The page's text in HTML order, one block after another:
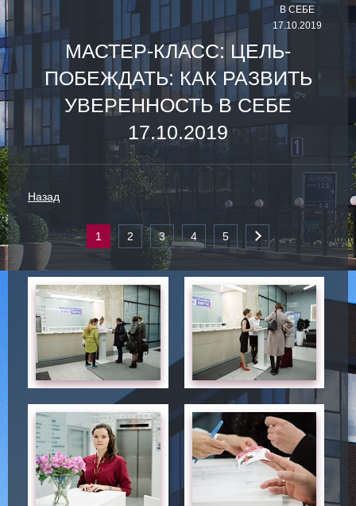
В СЕБЕ
17.10.2019
МАСТЕР-КЛАСС: ЦЕЛЬ-
ПОБЕЖДАТЬ: КАК РАЗВИТЬ
УВЕРЕННОСТЬ В СЕБЕ
17.10.2019
Назад
1 2 3 4 5